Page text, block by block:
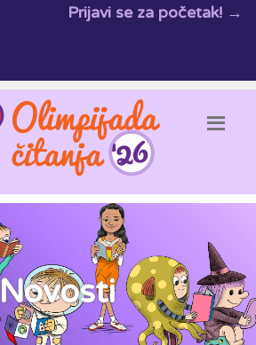
Prijavi se za početak! →
Novosti